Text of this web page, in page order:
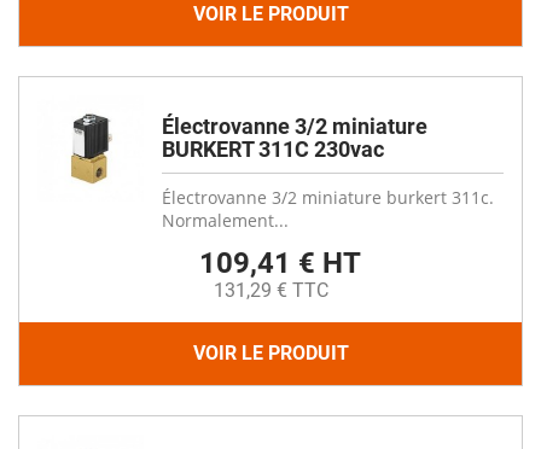
VOIR LE PRODUIT
Électrovanne 3/2 miniature
BURKERT 311C 230vac
Électrovanne 3/2 miniature burkert 311c.
Normalement...
109,41 € HT
131,29 € TTC
VOIR LE PRODUIT